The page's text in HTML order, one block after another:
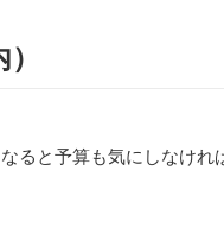
ると予算も気にしなけ